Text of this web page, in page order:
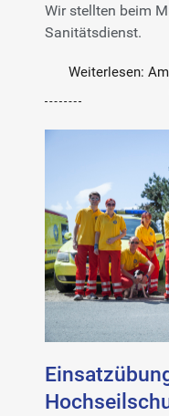
Wir stellten beim
Sanitätsdienst.
Weiterlesen: